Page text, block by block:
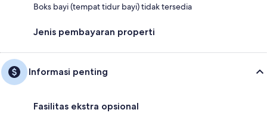
Boks bayi (tempat tidur bayi) tidak tersedia
Jenis pembayaran properti
Informasi penting
Fasilitas ekstra opsional